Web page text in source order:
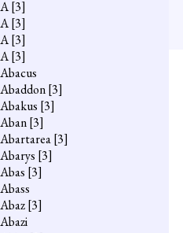
A[3]
A[3]
A[3]
A[3]
Abacus
Abaddon[3]
Abakus [3]
Aban[3]
Abartarea[3]
Abarys [3]
Abas [3]
Abass
Abaz[3]
Abazi